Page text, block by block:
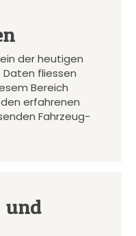
der heutigen
fliessen
Bereich
erfahrenen
Fahrzeug-
und